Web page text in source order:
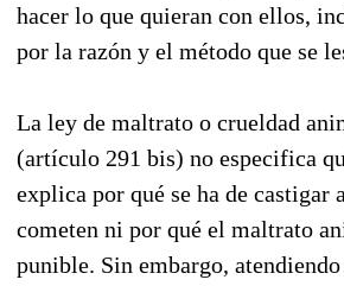
hacer lo que quieran con ellos,
por la razón y el método que se
La ley de maltrato o crueldad
(artículo 291 bis) no especifica
explica por qué se ha de castigar
cometen ni por qué el maltrato
punible. Sin embargo,